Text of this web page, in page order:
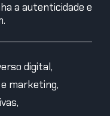
a autenticidade e
digital,
marketing,